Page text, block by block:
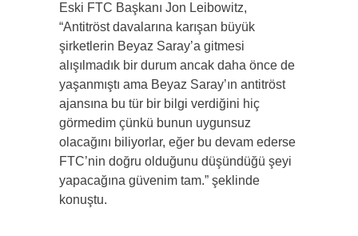
Eski FTC Başkanı Jon Leibowitz,
“Antitröst davalarına karışan büyük
şirketlerin Beyaz Saray’a gitmesi
alışılmadık bir durum ancak daha önce de
yaşanmıştı ama Beyaz Saray’ın antitröst
ajansına bu tür bir bilgi verdiğini hiç
görmedim çünkü bunun uygunsuz
olacağını biliyorlar, eğer bu devam ederse
FTC’nin doğru olduğunu düşündüğü şeyi
yapacağına güvenim tam.” şeklinde
konuştu.